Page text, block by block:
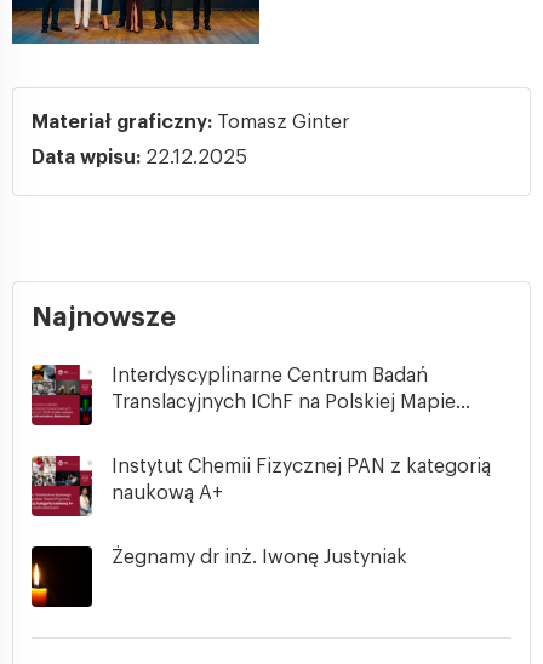
Materiał graficzny: Tomasz Ginter
Data wpisu: 22.12.2025
Najnowsze
Interdyscyplinarne Centrum Badań
Translacyjnych IChF na Polskiej Mapie...
Instytut Chemii Fizycznej PAN z kategorią
naukową A+
Żegnamy dr inż. Iwonę Justyniak